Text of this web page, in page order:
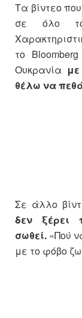
Τα βίντεο
σε όλο
το
Ουκρανία
θέλω να
Σε άλλο
δεν
σωθεί. «Πού
με το φόβο